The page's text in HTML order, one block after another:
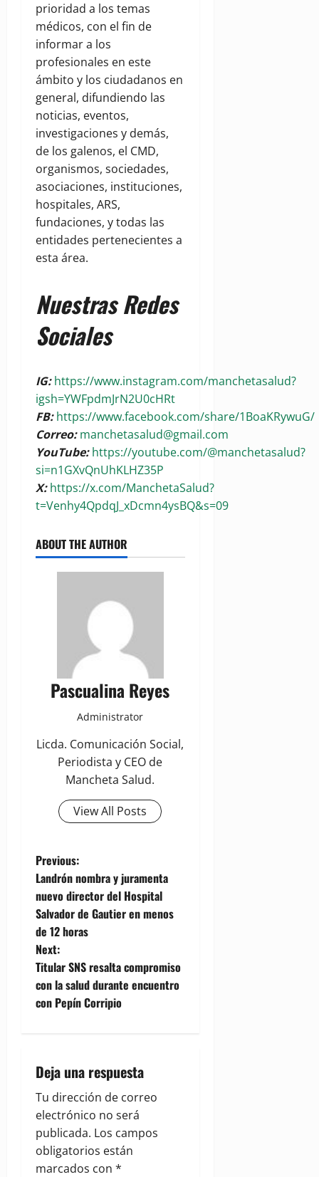
prioridad a los temas
médicos, con el fin de
informar a los
profesionales en este
ámbito y los ciudadanos en
general, difundiendo las
noticias, eventos,
investigaciones y demás,
de los galenos, el CMD,
organismos, sociedades,
asociaciones, instituciones,
hospitales, ARS,
fundaciones, y todas las
entidades pertenecientes a
esta área.
Nuestras Redes
Sociales
IG:https://www.instagram.com/manchetasalud?
igsh=YWFpdmJrN2U0cHRt
FB:https://www.facebook.com/share/1BoaKRywuG/
Correo:manchetasalud@gmail.com
YouTube: https://youtube.com/@manchetasalud?
si=n1GXvQnUhKLHZ35P
X:https://x.com/ManchetaSalud?
t=Venhy4QpdqJ_xDcmn4ysBQ&s=09
ABOUT THE AUTHOR
Pascualina Reyes
Administrator
Licda. Comunicación Social,
Periodista y CEO de
Mancheta Salud.
View All Posts
P
o
s
t
n
a
i
g
a
t
Previous:
Landrón nombra y juramenta
nuevo director del Hospital
Salvador de Gautier en menos
de 12 horas
Next:
Titular SNS resalta compromiso
con la salud durante encuentro
con Pepín Corripio
Deja una respuesta
Tu dirección de correo
electrónico no será
publicada. Los campos
obligatorios están
marcados con *